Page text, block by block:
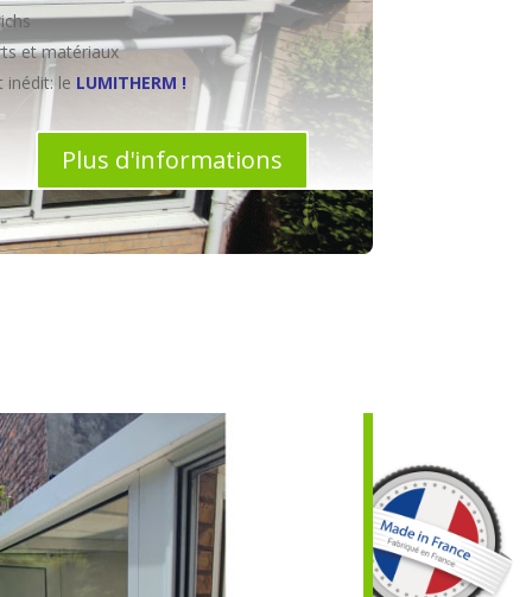
et matériaux
inédit: le LUMITHERM !
Plus d'informations